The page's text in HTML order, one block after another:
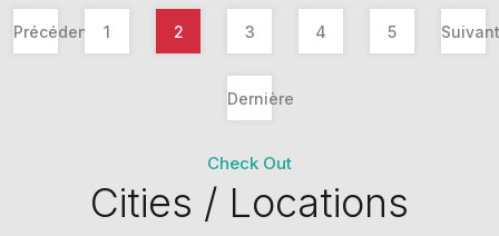
Précédent 1 2 3 4 5 Suivant
Dernière
Check Out
Cities / Locations